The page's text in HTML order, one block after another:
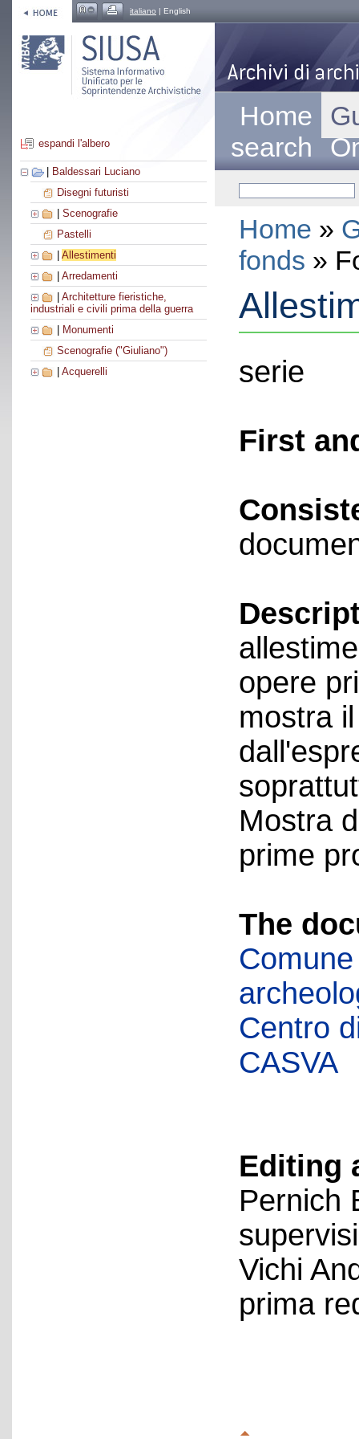
italiano | English
espandi l'albero
Baldessari Luciano
Disegni futuristi
Scenografie
Pastelli
Allestimenti
Arredamenti
Architetture fieristiche,
industriali e civili prima della guerra
Monumenti
Scenografie ("Giuliano")
Acquerelli
Home
search
Home »
fonds »
serie
First
opere
mostra
Mostra
prime
The
Centro
CASVA
Editing
Pernich
Vichi
prima